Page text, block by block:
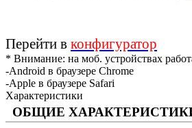
Перейти в конфигуратор
* Внимание: на моб. устройствах
-Android в браузере Chrome
-Apple в браузере Safari
Характеристики
ОБЩИЕ